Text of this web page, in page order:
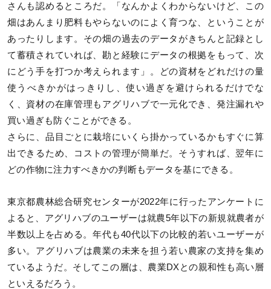
さんも認めるところだ。「なんかよくわからないけど、この
畑はあんまり肥料もやらないのによく育つな、ということが
あったりします。その畑の過去のデータがきちんと記録とし
て蓄積されていれば、勘と経験にデータの根拠をもって、次
にどう手を打つか考えられます」。どの資材をどれだけの量
使うべきかがはっきりし、使い過ぎを避けられるだけでな
く、資材の在庫管理もアグリハブで一元化でき、発注漏れや
買い過ぎも防ぐことができる。
さらに、品目ごとに栽培にいくら掛かっているかもすぐに算
出できるため、コストの管理が簡単だ。そうすれば、翌年に
どの作物に注力すべきかの判断もデータを基にできる。
東京都農林総合研究センターが2022年に行ったアンケートに
よると、アグリハブのユーザーは就農5年以下の新規就農者が
半数以上を占める。年代も40代以下の比較的若いユーザーが
多い。アグリハブは農業の未来を担う若い農家の支持を集め
ているようだ。そしてこの層は、農業DXとの親和性も高い層
といえるだろう。